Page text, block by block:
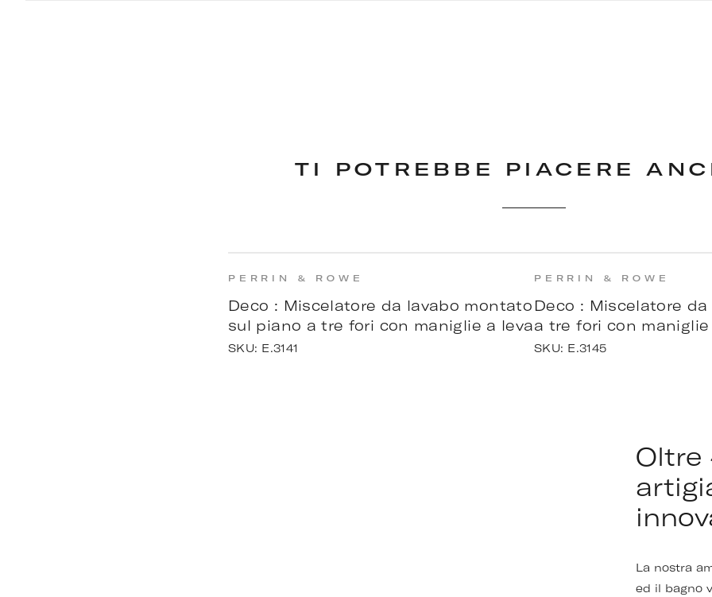
TI POTREBBE PIACERE
PERRIN & ROWE
Deco : Miscelatore da lavabo montato
sul piano a tre fori con maniglie a leva
SKU: E.3141
PERRIN & ROWE
Deco : Miscelatore
a tre fori con maniglie
SKU: E.3145
Oltre
La nostra
ed il bagno